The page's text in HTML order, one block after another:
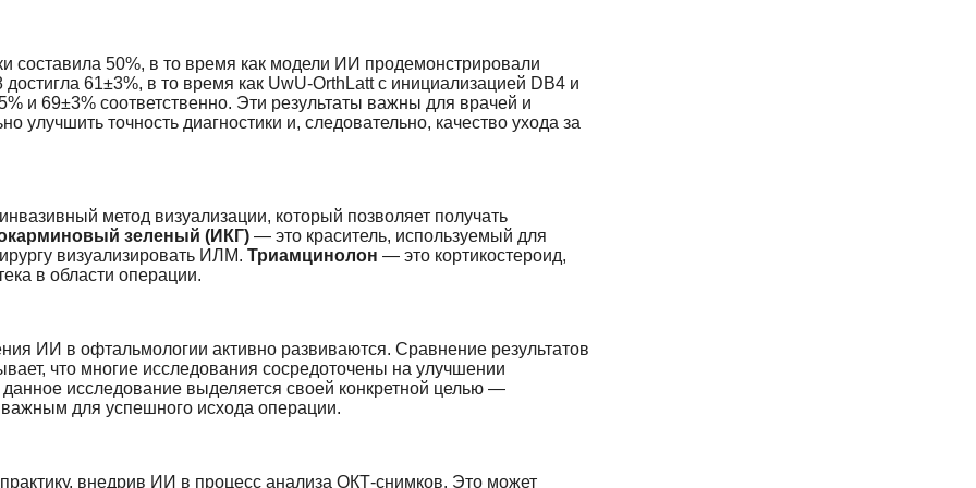
составила 50%, в то время как модели ИИ продемонстрировали
61±3%, в то время как UwU-OrthLatt с инициализацией DB4 и
и 69±3% соответственно. Эти результаты важны для врачей и
улучшить точность диагностики и, следовательно, качество ухода за
метод визуализации, который позволяет получать
зеленый (ИКГ) — это краситель, используемый для
визуализировать ИЛМ. Триамцинолон — это кортикостероид,
в области операции.
ИИ в офтальмологии активно развиваются. Сравнение результатов
что многие исследования сосредоточены на улучшении
исследование выделяется своей конкретной целью —
для успешного исхода операции.
внедрив ИИ в процесс анализа ОКТ-снимков. Это может